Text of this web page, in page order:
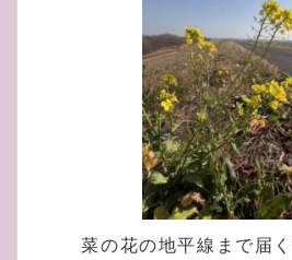
菜の花の地平線まで届